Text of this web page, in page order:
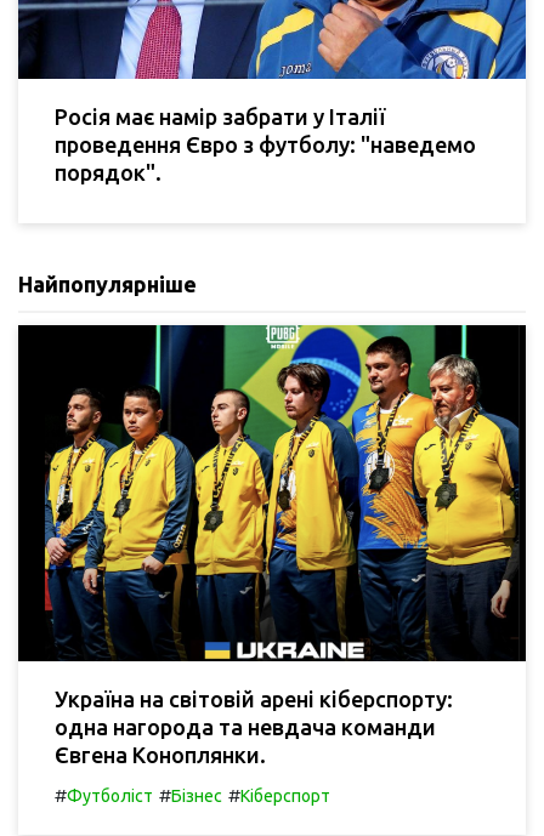
Росія має намір забрати у Італії
проведення Євро з футболу: "наведемо
порядок".
Найпопулярніше
Україна на світовій арені кіберспорту:
одна нагорода та невдача команди
Євгена Коноплянки.
#Футболіст #Бізнес #Кіберспорт